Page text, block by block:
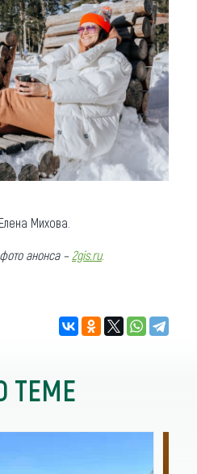
Михова.
анонса – 2gis.ru.
ТЕМЕ